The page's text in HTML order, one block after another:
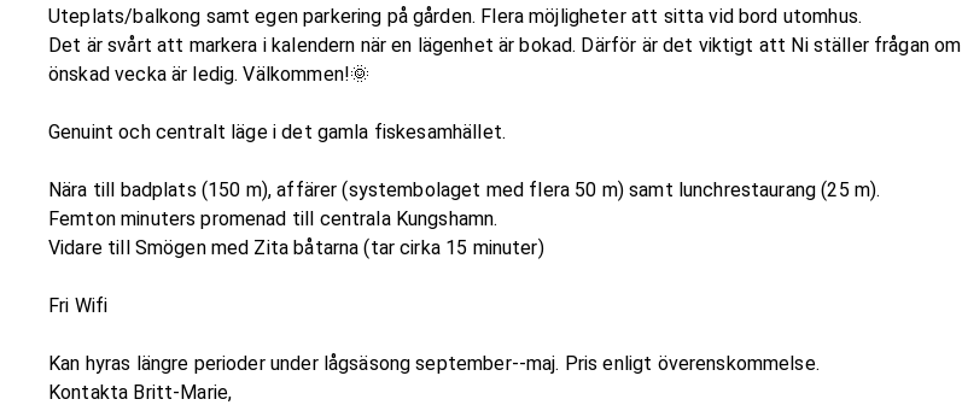
Uteplats/balkong samt egen parkering på gården. Flera möjligheter att sitta vid bord utomhus.
Det är svårt att markera i kalendern när en lägenhet är bokad. Därför är det viktigt att Ni ställer frågan om
önskad vecka är ledig. Välkommen!🌞
Genuint och centralt läge i det gamla fiskesamhället.
Nära till badplats (150 m), affärer (systembolaget med flera 50 m) samt lunchrestaurang (25 m).
Femton minuters promenad till centrala Kungshamn.
Vidare till Smögen med Zita båtarna (tar cirka 15 minuter)
Fri Wifi
Kan hyras längre perioder under lågsäsong september--maj. Pris enligt överenskommelse.
Kontakta Britt-Marie,